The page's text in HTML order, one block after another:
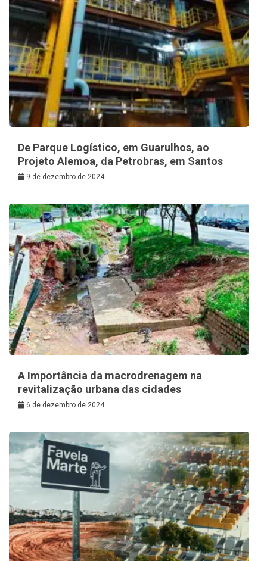
De Parque Logístico, em Guarulhos, ao
Projeto Alemoa, da Petrobras, em Santos
9 de dezembro de 2024
A Importância da macrodrenagem na
revitalização urbana das cidades
6 de dezembro de 2024